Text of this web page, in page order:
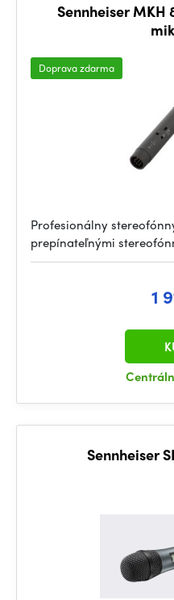
Sennheiser MKH
Doprava zdarma
Profesionálny
prepínateľnými
1
Sennheiser